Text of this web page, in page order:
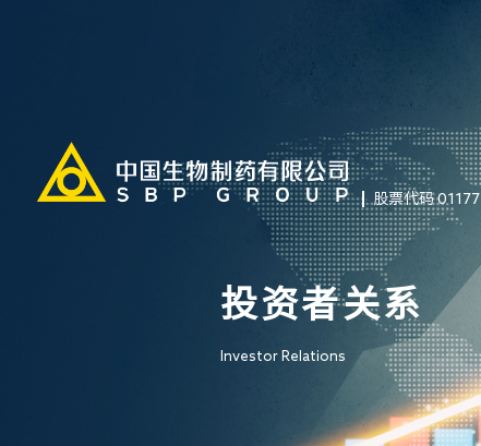
股票代码 01177
投资者关系
Investor Relations